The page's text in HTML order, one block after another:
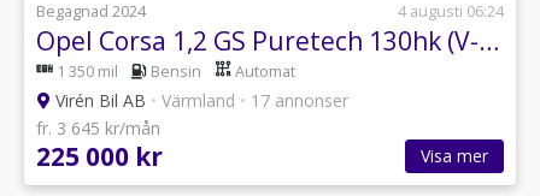
Begagnad 2024 4 augusti 06:24
Opel Corsa 1,2 GS Puretech 130hk (V-hjul)
1 350 mil Bensin Automat
Virén Bil AB • Värmland • 17 annonser
fr. 3 645 kr/mån
225 000 kr Visa mer